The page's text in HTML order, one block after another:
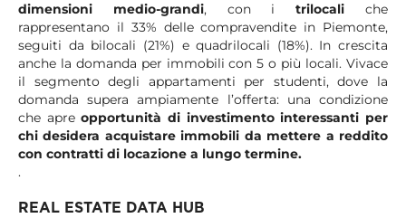
dimensioni medio-grandi, con itrilocaliche
rappresentano il 33% delle compravendite in Piemonte,
seguiti da bilocali (21%) e quadrilocali (18%). In crescita
anche la domanda per immobili con 5 o più locali. Vivace
il segmento degli appartamenti per studenti, dove la
domanda supera ampiamente l’offerta: una condizione
che apreopportunità di investimento interessanti per
chi desidera acquistare immobili da mettere a reddito
con contratti di locazione a lungo termine.
.
REAL ESTATE DATA HUB